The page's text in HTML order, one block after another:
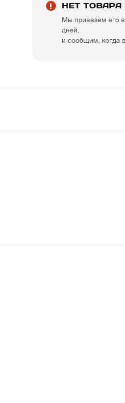
НЕТ
Мы привезем его
дней,
и сообщим, когда